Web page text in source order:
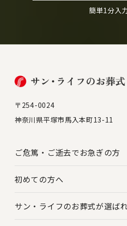
簡単1分入
〒254-0024
神奈川県平塚市馬入本町13-11
ご危篤・ご逝去でお急ぎの方
初めての方へ
サン・ライフのお葬式が選ば